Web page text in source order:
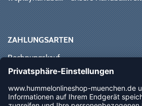
ZAHLUNGSARTEN
Rechnungskauf
Paypal
Vorkasse